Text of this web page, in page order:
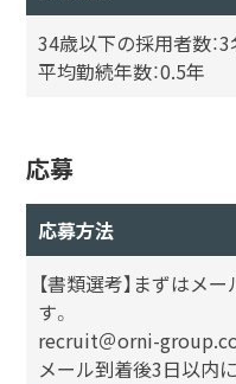
34歳以下の採用者数：3
平均勤続年数：0.5年
応募
応募方法
【書類選考】まずはメ
す。
recruit＠orni-
メール到着後3日以内